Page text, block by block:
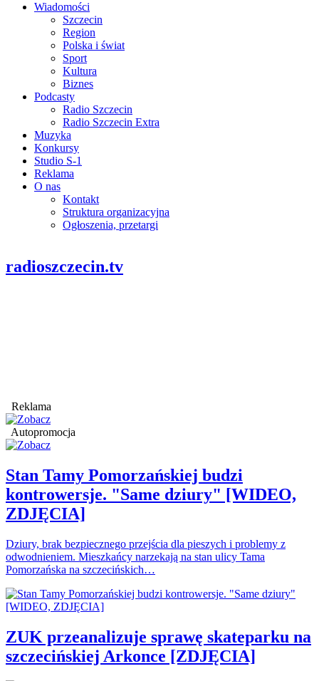
Wiadomości
Szczecin
Region
Polska i świat
Sport
Kultura
Biznes
Podcasty
Radio Szczecin
Radio Szczecin Extra
Muzyka
Konkursy
Studio S-1
Reklama
O nas
Kontakt
Struktura organizacyjna
Ogłoszenia, przetargi
radioszczecin.tv
Reklama
Autopromocja
Stan Tamy Pomorzańskiej budzi
kontrowersje. "Same dziury" [WIDEO,
ZDJĘCIA]
Dziury, brak bezpiecznego przejścia dla pieszych i problemy z
odwodnieniem. Mieszkańcy narzekają na stan ulicy Tama
Pomorzańska na szczecińskich…
ZUK przeanalizuje sprawę skateparku na
szczecińskiej Arkonce [ZDJĘCIA]